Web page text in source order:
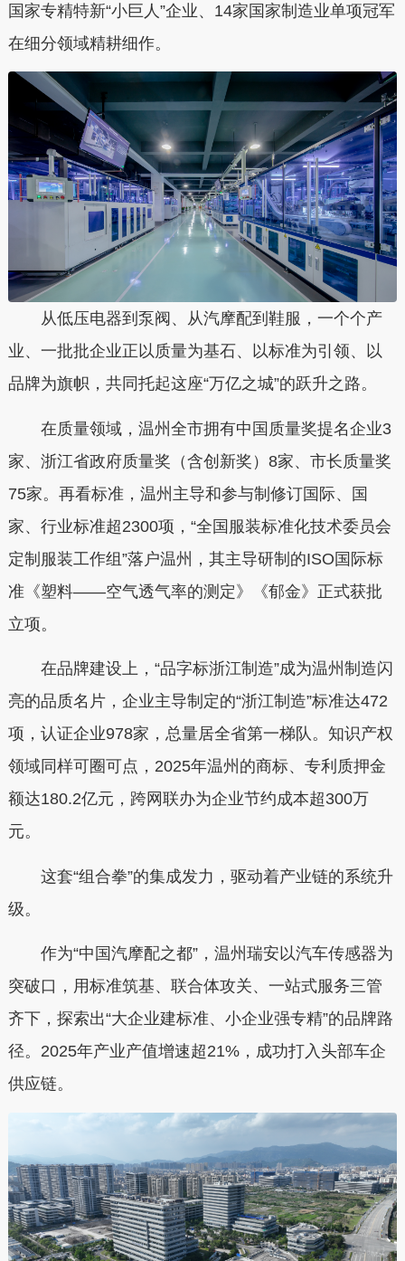
国家专精特新“小巨人”企业、14家国家制造业单项冠军
在细分领域精耕细作。
从低压电器到泵阀、从汽摩配到鞋服，一个个产
业、一批批企业正以质量为基石、以标准为引领、以
品牌为旗帜，共同托起这座“万亿之城”的跃升之路。
在质量领域，温州全市拥有中国质量奖提名企业3
家、浙江省政府质量奖（含创新奖）8家、市长质量奖
75家。再看标准，温州主导和参与制修订国际、国
家、行业标准超2300项，“全国服装标准化技术委员会
定制服装工作组”落户温州，其主导研制的ISO国际标
准《塑料——空气透气率的测定》《郁金》正式获批
立项。
在品牌建设上，“品字标浙江制造”成为温州制造闪
亮的品质名片，企业主导制定的“浙江制造”标准达472
项，认证企业978家，总量居全省第一梯队。知识产权
领域同样可圈可点，2025年温州的商标、专利质押金
额达180.2亿元，跨网联办为企业节约成本超300万
元。
这套“组合拳”的集成发力，驱动着产业链的系统升
级。
作为“中国汽摩配之都”，温州瑞安以汽车传感器为
突破口，用标准筑基、联合体攻关、一站式服务三管
齐下，探索出“大企业建标准、小企业强专精”的品牌路
径。2025年产业产值增速超21%，成功打入头部车企
供应链。